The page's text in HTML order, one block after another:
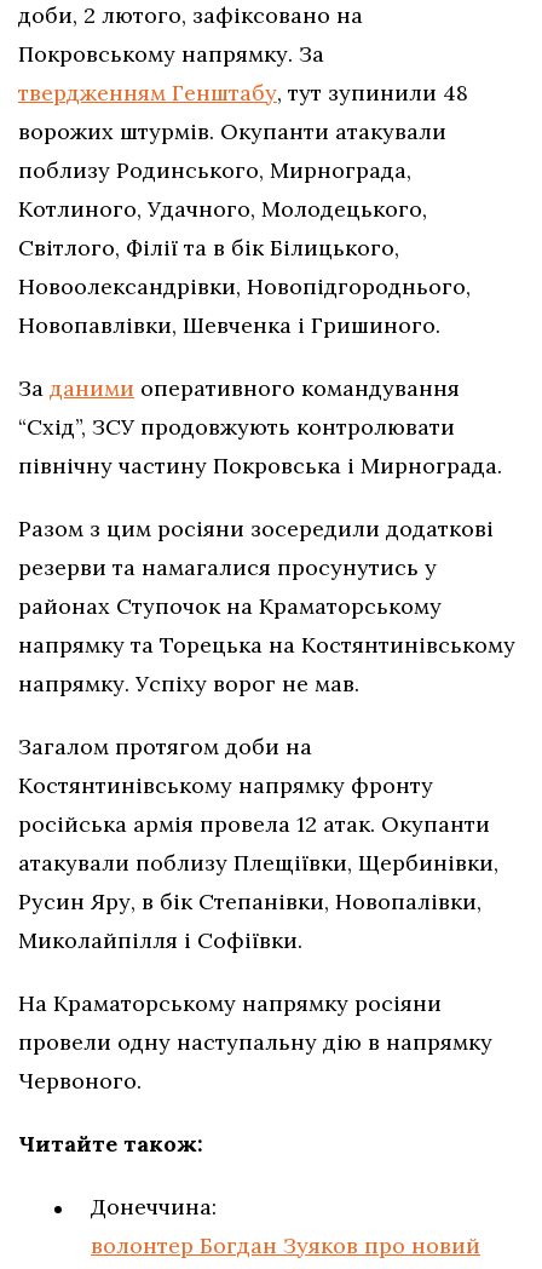
доби, 2 лютого, зафіксовано на
Покровському напрямку. За
твердженням Генштабу, тут зупинили 48
ворожих штурмів. Окупанти атакували
поблизу Родинського, Мирнограда,
Котлиного, Удачного, Молодецького,
Світлого, Філії та в бік Білицького,
Новоолександрівки, Новопідгороднього,
Новопавлівки, Шевченка і Гришиного.
За даними оперативного командування
“Схід”, ЗСУ продовжують контролювати
північну частину Покровська і Мирнограда.
Разом з цим росіяни зосередили додаткові
резерви та намагалися просунутись у
районах Ступочок на Краматорському
напрямку та Торецька на Костянтинівському
напрямку. Успіху ворог не мав.
Загалом протягом доби на
Костянтинівському напрямку фронту
російська армія провела 12 атак. Окупанти
атакували поблизу Плещіївки, Щербинівки,
Русин Яру, в бік Степанівки, Новопалівки,
Миколайпілля і Софіївки.
На Краматорському напрямку росіяни
провели одну наступальну дію в напрямку
Червоного.
Читайте також:
Донеччина:
волонтер Богдан Зуяков про новий